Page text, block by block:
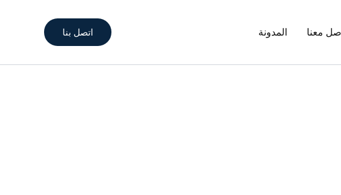
معنا المدونة اتصل بنا